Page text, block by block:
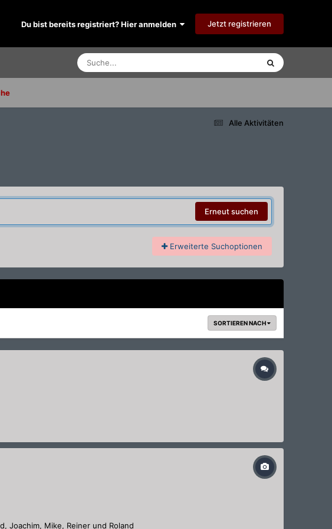
Du bist bereits registriert? Hier anmelden Jetzt registrieren
Alle Aktivitäten
Erneut suchen
Erweiterte Suchoptionen
SORTIEREN NACH
Joachim, Mike, Reiner und Roland